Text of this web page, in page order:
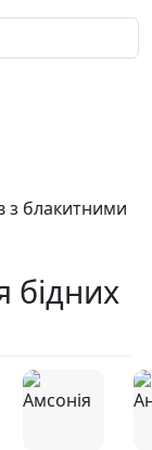
з блакитними
бідних